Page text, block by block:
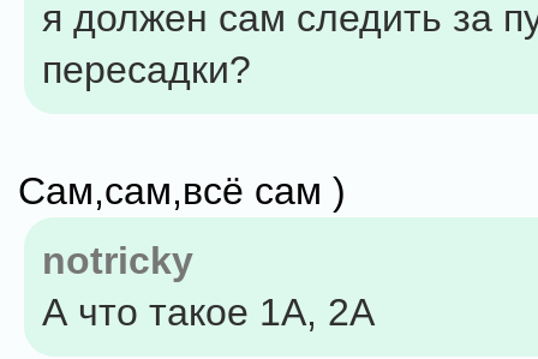
я должен сам следить за
пересадки?
Cам,сам,всё сам )
notricky
А что такое 1А, 2А